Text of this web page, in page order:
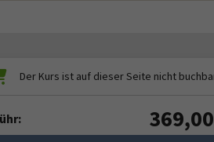
369,00